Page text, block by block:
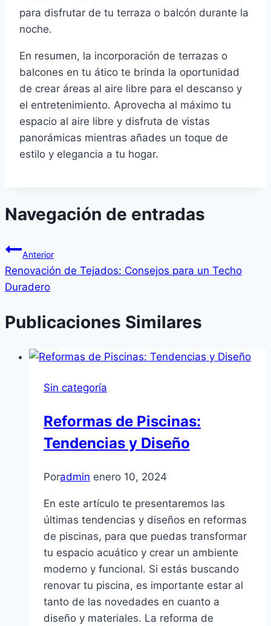
para disfrutar de tu terraza o balcón durante la
noche.
En resumen, la incorporación de terrazas o
balcones en tu ático te brinda la oportunidad
de crear áreas al aire libre para el descanso y
el entretenimiento. Aprovecha al máximo tu
espacio al aire libre y disfruta de vistas
panorámicas mientras añades un toque de
estilo y elegancia a tu hogar.
Navegación de entradas
Anterior
Renovación de Tejados: Consejos para un Techo
Duradero
Publicaciones Similares
Sin categoría
Reformas de Piscinas:
Tendencias y Diseño
Poradmin enero 10, 2024
En este artículo te presentaremos las
últimas tendencias y diseños en reformas
de piscinas, para que puedas transformar
tu espacio acuático y crear un ambiente
moderno y funcional. Si estás buscando
renovar tu piscina, es importante estar al
tanto de las novedades en cuanto a
diseño y materiales. La reforma de